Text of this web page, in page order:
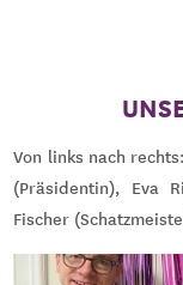
Von links nach
(Präsidentin), Eva
Fischer